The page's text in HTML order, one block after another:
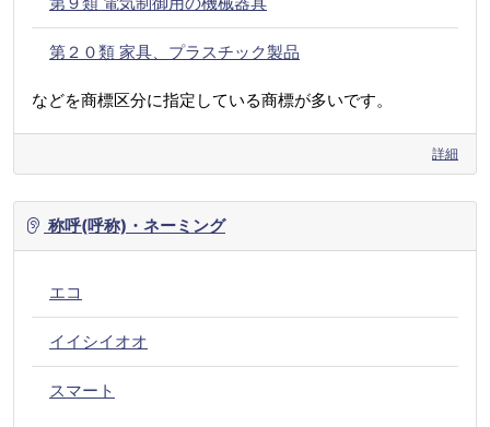
第２０類 家具、プラスチック製品
などを商標区分に指定している商標が多いです。
詳細
称呼(呼称)・ネーミング
エコ
イイシイオオ
スマート